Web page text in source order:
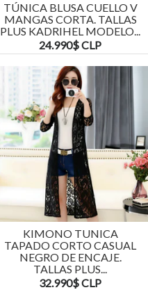
TÚNICA BLUSA CUELLO V
MANGAS CORTA. TALLAS
PLUS KADRIHEL MODELO...
24.990$ CLP
KIMONO TUNICA
TAPADO CORTO CASUAL
NEGRO DE ENCAJE.
TALLAS PLUS...
32.990$ CLP